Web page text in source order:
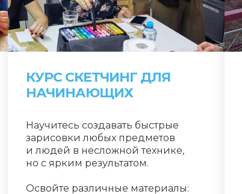
КУРС СКЕТЧИНГ ДЛЯ
НАЧИНАЮЩИХ
Научитесь создавать быстрые
зарисовки любых предметов
и людей в несложной технике,
но с ярким результатом.
Освойте различные материалы: